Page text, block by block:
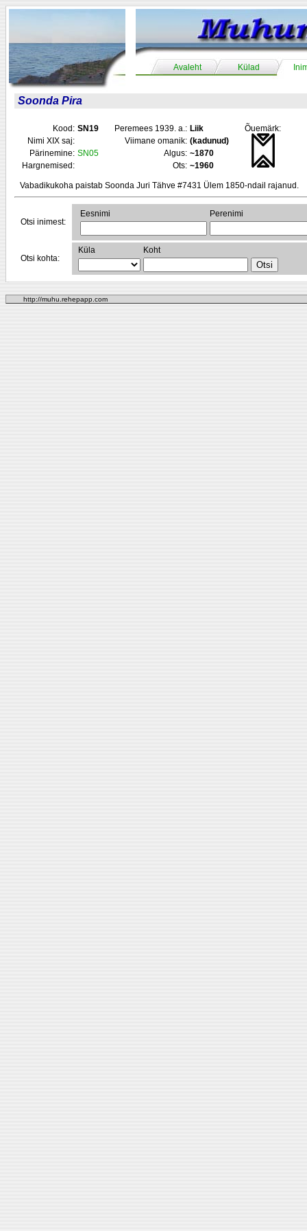
Avaleht Külad
Soonda Pira
Kood: SN19 Peremees 1939. a.: Liik
Õuemärk:
Nimi XIX saj:
Viimane omanik: (kadunud)
Pärinemine: SN05 Algus: ~1870
Hargnemised:
Ots: ~1960
Vabadikukoha paistab Soonda Juri Tähve #7431 Ülem 1850-ndail rajanud.
Otsi inimest:
Eesnimi Perenimi
Otsi kohta:
Küla Koht
http://muhu.rehepapp.com